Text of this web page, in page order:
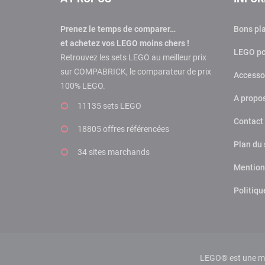
Prenez le temps de comparer…
et achetez vos LEGO moins chers !
Retrouvez les sets LEGO au meilleur prix
sur COMPABRICK, le comparateur de prix
100% LEGO.
11135 sets LEGO
18805 offres référencées
34 sites marchands
Bons
LEGO
A
Contact
Plan du
LEGO® est une